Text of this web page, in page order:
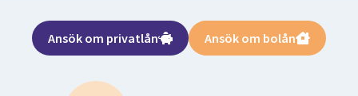
Ansök om privatlån Ansök om bolån